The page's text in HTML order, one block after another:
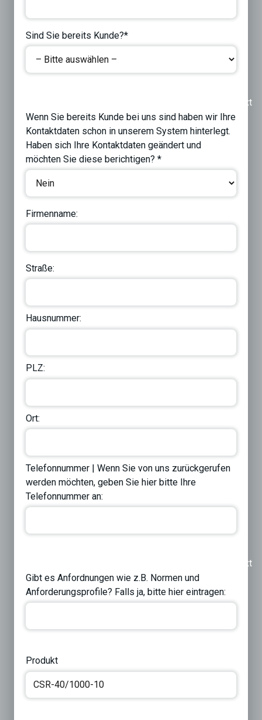
Sind Sie bereits Kunde?*
Next
Wenn Sie bereits Kunde bei uns sind haben wir Ihre
Kontaktdaten schon in unserem System hinterlegt.
Haben sich Ihre Kontaktdaten geändert und
möchten Sie diese berichtigen? *
Firmenname:
Straße:
Hausnummer:
PLZ:
Ort:
Telefonnummer | Wenn Sie von uns zurückgerufen
werden möchten, geben Sie hier bitte Ihre
Telefonnummer an:
Next
Gibt es Anfordnungen wie z.B. Normen und
Anforderungsprofile? Falls ja, bitte hier eintragen:
Produkt